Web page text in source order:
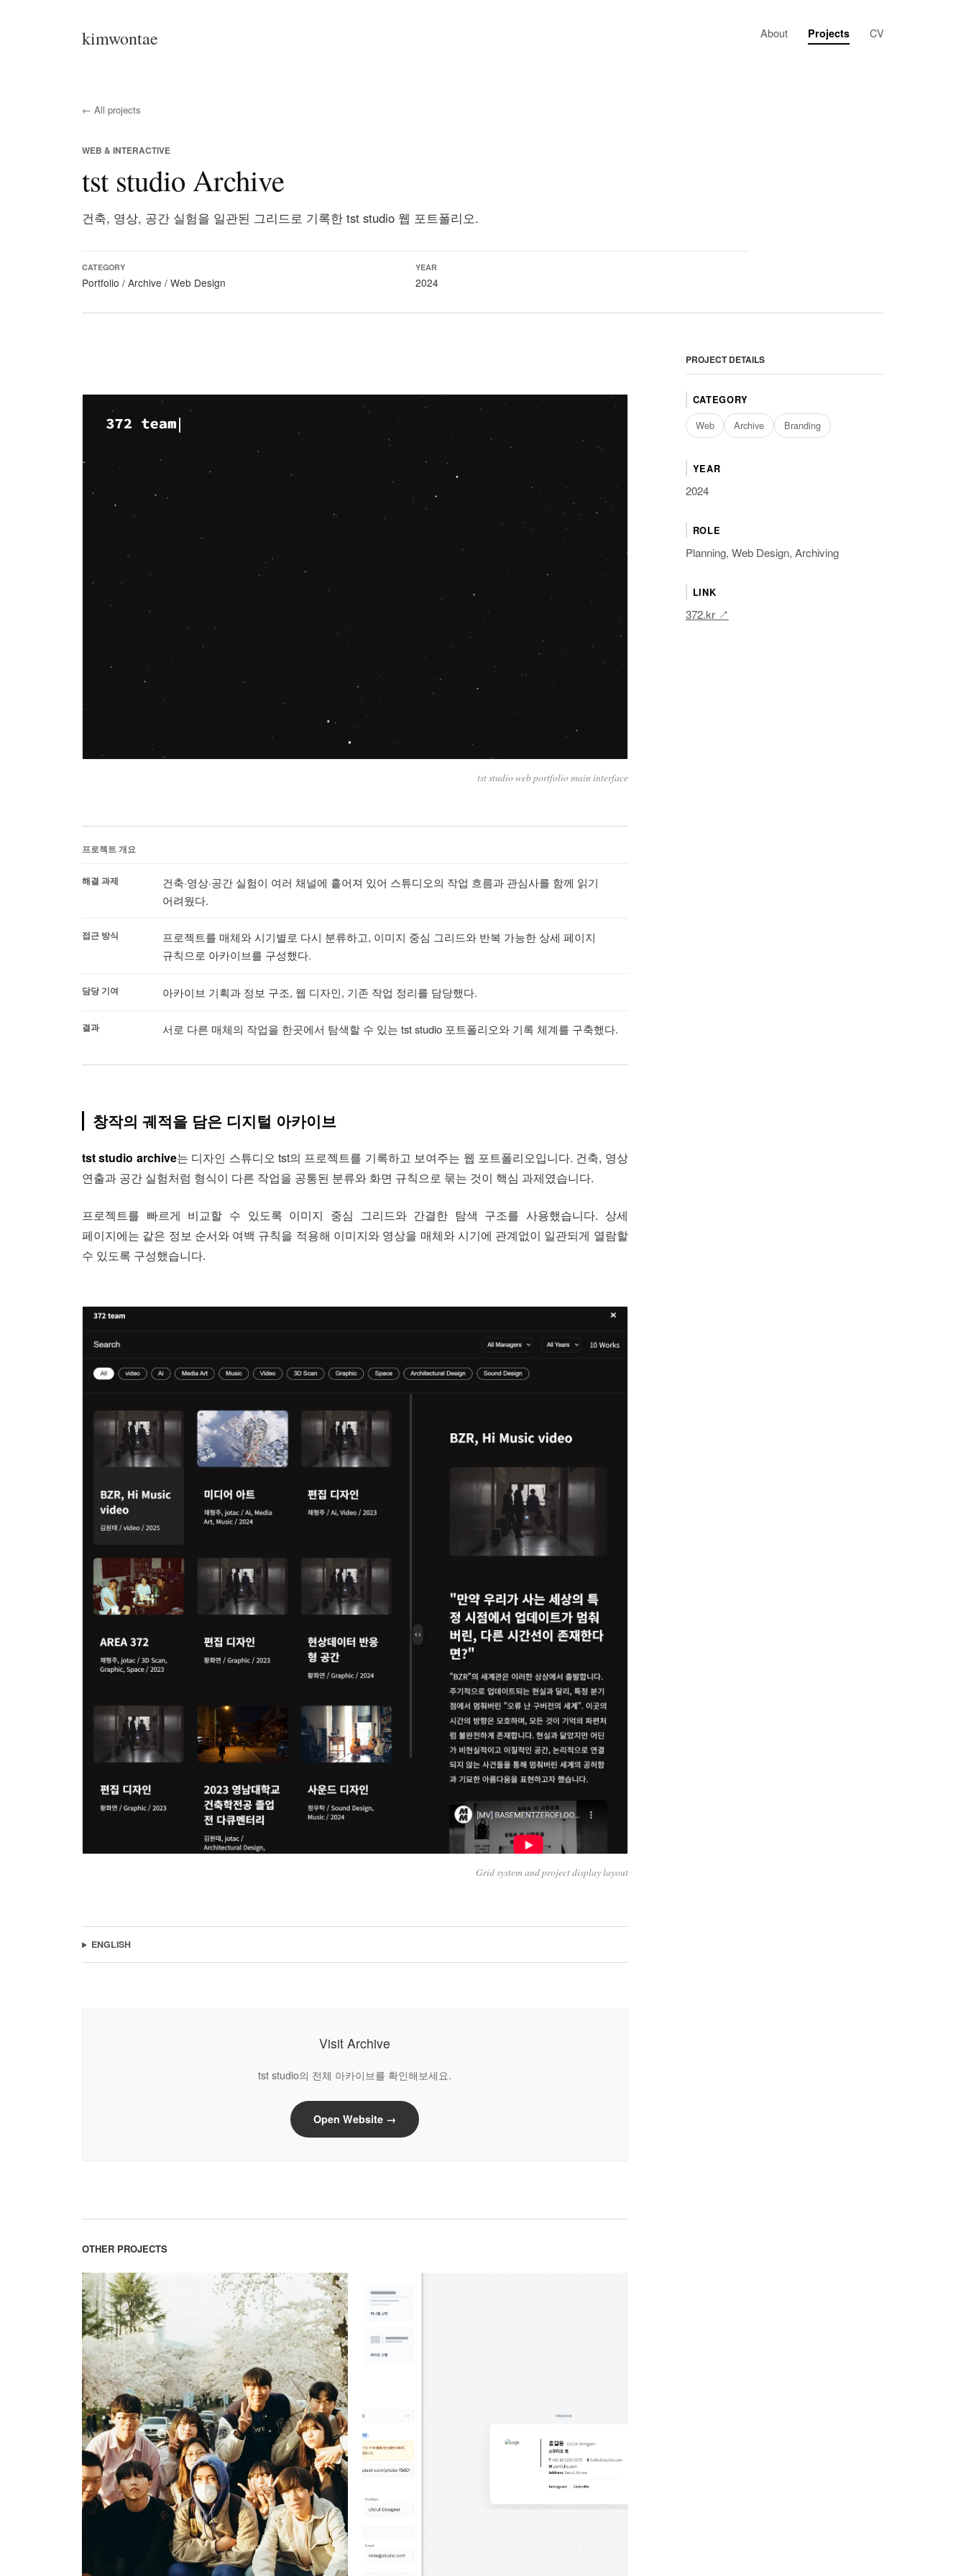
kimwontae About Projects CV
← All projects
WEB & INTERACTIVE
tst studio Archive
건축, 영상, 공간 실험을 일관된 그리드로 기록한 tst studio 웹 포트폴리오.
CATEGORY
Portfolio / Archive / Web Design
YEAR
2024
tst studio web portfolio main interface
프로젝트 개요
해결 과제
건축·영상·공간 실험이 여러 채널에 흩어져 있어 스튜디오의 작업 흐름과 관심사를 함께 읽기
어려웠다.
접근 방식
프로젝트를 매체와 시기별로 다시 분류하고, 이미지 중심 그리드와 반복 가능한 상세 페이지
규칙으로 아카이브를 구성했다.
담당 기여 아카이브 기획과 정보 구조, 웹 디자인, 기존 작업 정리를 담당했다.
결과 서로 다른 매체의 작업을 한곳에서 탐색할 수 있는 tst studio 포트폴리오와 기록 체계를 구축했다.
창작의 궤적을 담은 디지털 아카이브
tst studio archive는 디자인 스튜디오 tst의 프로젝트를 기록하고 보여주는 웹 포트폴리오입니다. 건축, 영상
연출과 공간 실험처럼 형식이 다른 작업을 공통된 분류와 화면 규칙으로 묶는 것이 핵심 과제였습니다.
프로젝트를 빠르게 비교할 수 있도록 이미지 중심 그리드와 간결한 탐색 구조를 사용했습니다. 상세
페이지에는 같은 정보 순서와 여백 규칙을 적용해 이미지와 영상을 매체와 시기에 관계없이 일관되게 열람할
수 있도록 구성했습니다.
Grid system and project display layout
ENGLISH
Visit Archive
tst studio의 전체 아카이브를 확인해보세요.
Open Website →
OTHER PROJECTS
PROJECT DETAILS
CATEGORY
Web Archive Branding
YEAR
2024
ROLE
Planning, Web Design, Archiving
LINK
372.kr ↗